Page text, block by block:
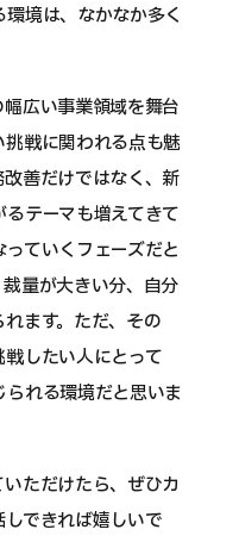
境は、なかなか多く
広い事業領域を舞台
戦に関われる点も魅
善だけではなく、新
テーマも増えてきて
ていくフェーズだと
量が大きい分、自分
ます。ただ、その
したい人にとって
れる環境だと思いま
ただけたら、ぜひカ
できれば嬉しいで